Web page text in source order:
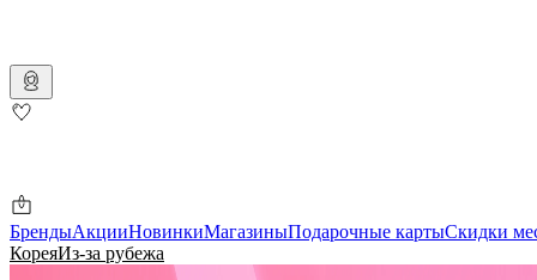
БрендыАкцииНовинкиМагазиныПодарочные картыСкидки
КореяИз-за рубежа